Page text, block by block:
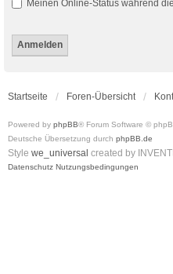
Meinen Online-Status während
Startseite Foren-Übersicht
Powered by phpBB® Forum Software ©
Deutsche Übersetzung durch phpBB.de
Style we_universal created by
Datenschutz Nutzungsbedingungen